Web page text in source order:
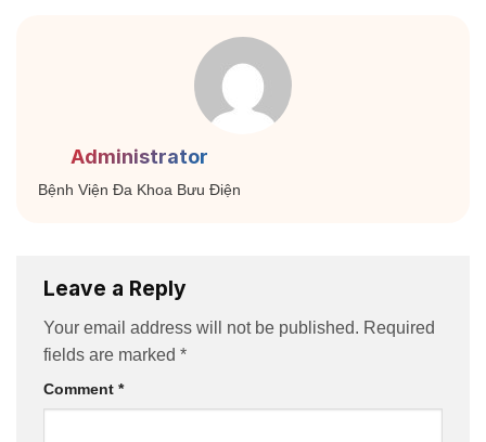
Administrator
Bệnh Viện Đa Khoa Bưu Điện
Leave a Reply
Your email address will not be published. Required
fields are marked *
Comment *